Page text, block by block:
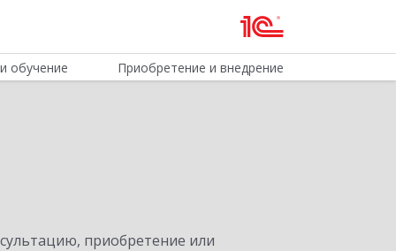
обучение Приобретение и внедрение
приобретение или